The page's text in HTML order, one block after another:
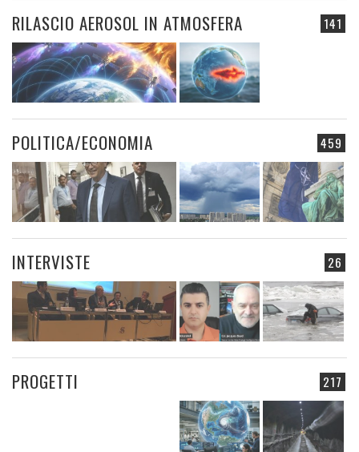
141
RILASCIO AEROSOL IN ATMOSFERA
459
POLITICA/ECONOMIA
26
INTERVISTE
217
PROGETTI